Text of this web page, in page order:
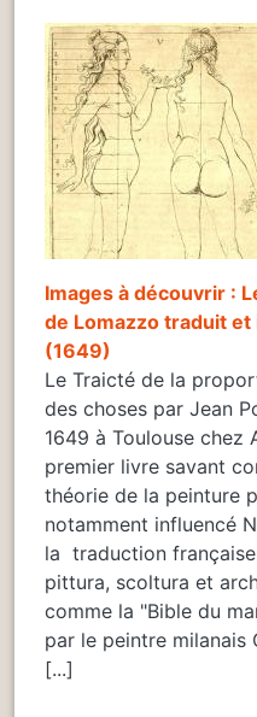
Images à découvrir :
de Lomazzo traduit
(1649)
Le Traicté de la
des choses par Jean
1649 à Toulouse chez
premier livre savant
théorie de la peinture
notamment influencé
la traduction
pittura, scoltura et
comme la "Bible du
par le peintre milanais
[...]